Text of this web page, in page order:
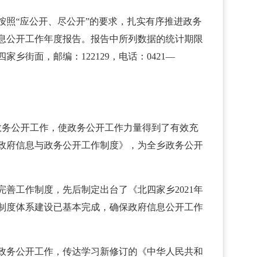
“应公开、尽公开”的要求，扎实有序推进政务
公开工作年度报告。报告中所列数据的统计期限
家乡街面，邮编：122129，电话：0421—
公开工作，使政务公开工作力量得到了有效充
府信息与政务公开工作制度》，为全乡政务公开
善工作制度，先后制定出台了《北四家乡2021年
度体系建设已基本完成，确保政府信息公开工作
务公开工作，传达学习新修订的《中华人民共和